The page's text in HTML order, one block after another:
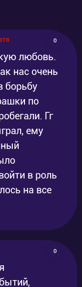
0
любовь.
нас очень
борьбу
по
Гг
ему
в роль
на все
0